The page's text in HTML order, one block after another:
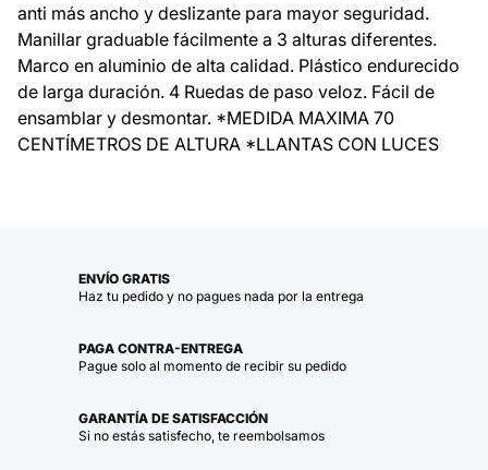
anti más ancho y deslizante para mayor seguridad.
Manillar graduable fácilmente a 3 alturas diferentes.
Marco en aluminio de alta calidad. Plástico endurecido
de larga duración. 4 Ruedas de paso veloz. Fácil de
ensamblar y desmontar. *MEDIDA MAXIMA 70
CENTÍMETROS DE ALTURA *LLANTAS CON LUCES
ENVÍO GRATIS
Haz tu pedido y no pagues nada por la entrega
PAGA CONTRA-ENTREGA
Pague solo al momento de recibir su pedido
GARANTÍA DE SATISFACCIÓN
Si no estás satisfecho, te reembolsamos